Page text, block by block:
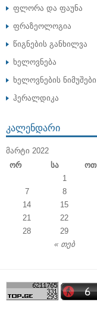
ფლორა და ფაუნა
ფრაზეოლოგია
წიგნების განხილვა
ხელოვნება
ხელოვნების ნიმუშები
ჰერალდიკა
ᲙᲐᲚᲔᲜᲓᲐᲠᲘ
ᲛᲐᲠᲢᲘ 2022
Ორ
Სა Ოთ
« თებ
1
7
8
14
15
21
22
28
29